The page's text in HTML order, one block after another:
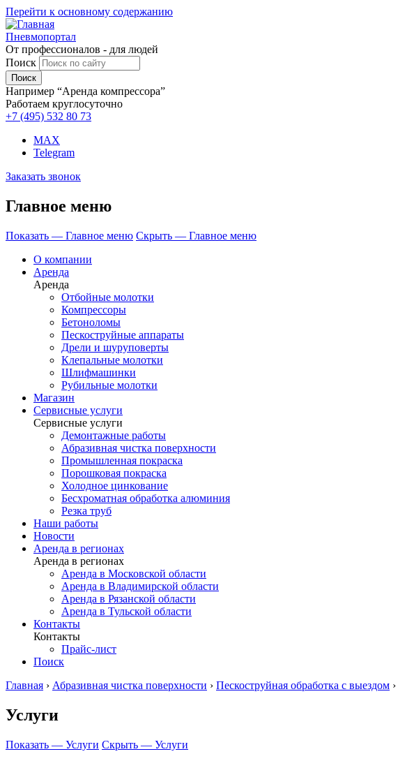
Перейти к основному содержанию
Пневмопортал
От профессионалов - для людей
Поиск
Например “Аренда компрессора”
Работаем круглосуточно
+7 (495) 532 80 73
MAX
Telegram
Заказать звонок
Главное меню
Показать — Главное меню Скрыть — Главное меню
О компании
Аренда
Аренда
Отбойные молотки
Компрессоры
Бетоноломы
Пескоструйные аппараты
Дрели и шуруповерты
Клепальные молотки
Шлифмашинки
Рубильные молотки
Магазин
Сервисные услуги
Сервисные услуги
Демонтажные работы
Абразивная чистка поверхности
Промышленная покраска
Порошковая покраска
Холодное цинкование
Бесхроматная обработка алюминия
Резка труб
Наши работы
Новости
Аренда в регионах
Аренда в регионах
Аренда в Московской области
Аренда в Владимирской области
Аренда в Рязанской области
Аренда в Тульской области
Контакты
Контакты
Прайс-лист
Поиск
Главная › Абразивная чистка поверхности › Пескоструйная обработка с выездом ›
Услуги
Показать — Услуги Скрыть — Услуги